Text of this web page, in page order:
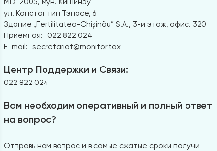
ул. Константин Тэнасе, 6
Здание „Fertilitatea-Chișinău” S.A., 3-й этаж, офис. 320
Приемная:
022 822 024
E-mail: secretariat@monitor.tax
Центр Поддержки и Связи:
022 822 024
Вам необходим оперативный и полный ответ
на вопрос?
Отправь нам вопрос и в самые сжатые сроки получи